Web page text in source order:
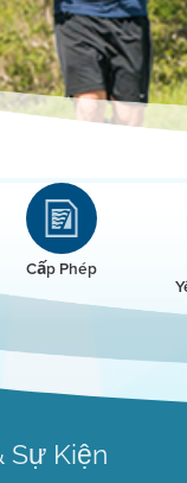
remove and/
with electric
Cấp Phép
Sự Kiện